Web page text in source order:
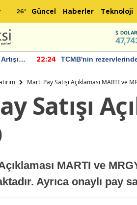
26° Güncel Haberler Teknoloji
DOLAR
22:24
TCMB'nin
Martı Pay Satışı Açıklaması MARTI ve
Satışı
Açıklaması MARTI ve
Ayrıca onaylı pay